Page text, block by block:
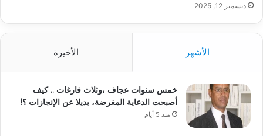
ديسمبر 12, 2025
الأشهر الأخيرة
خمس سنوات عجاف ،وثلاث فارغات .. كيف
أصبحت الدعاية المغرضة، بديلا عن الإنجازات ؟!
منذ 5 أيام